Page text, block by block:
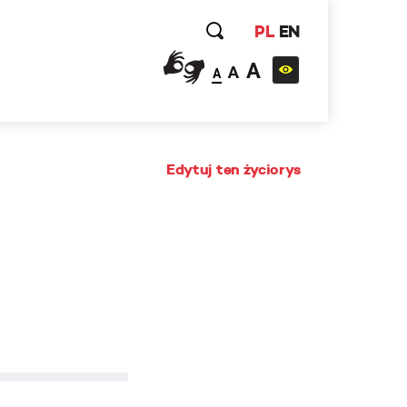
PL EN
A A A
Edytuj ten życiorys